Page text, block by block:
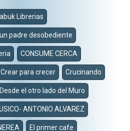
Librerias
padre desobediente
CONSUME CERCA
Crear para crecer Crucinando
Desde el otro lado del Muro
ANTONIO ALVAREZ
El primer cafe